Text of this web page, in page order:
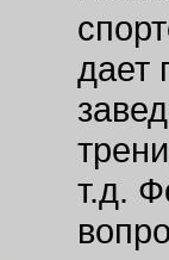
дает
т.д.